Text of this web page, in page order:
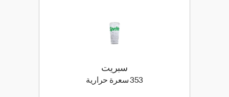
سبريت
353 سعرة حرارية 353 كيلو سعرة حرارية